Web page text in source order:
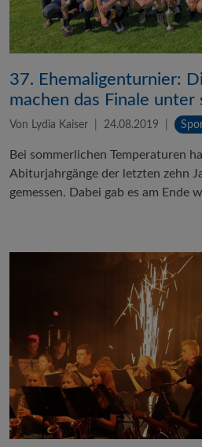
37. Ehemaligenturnier:
machen das Finale unter
Von Lydia Kaiser 24.08.2019
Bei sommerlichen Temperaturen
Abiturjahrgänge der letzten zehn
gemessen. Dabei gab es am Ende